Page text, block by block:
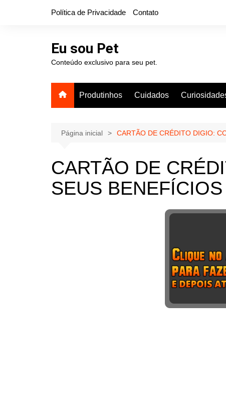
Política de Privacidade Contato
Eu sou Pet
Conteúdo exclusivo para seu pet.
Produtinhos Cuidados
Página inicial CARTÃO DE CRÉDITO DIGIO:
CARTÃO DE
SEUS BENEFÍCIOS